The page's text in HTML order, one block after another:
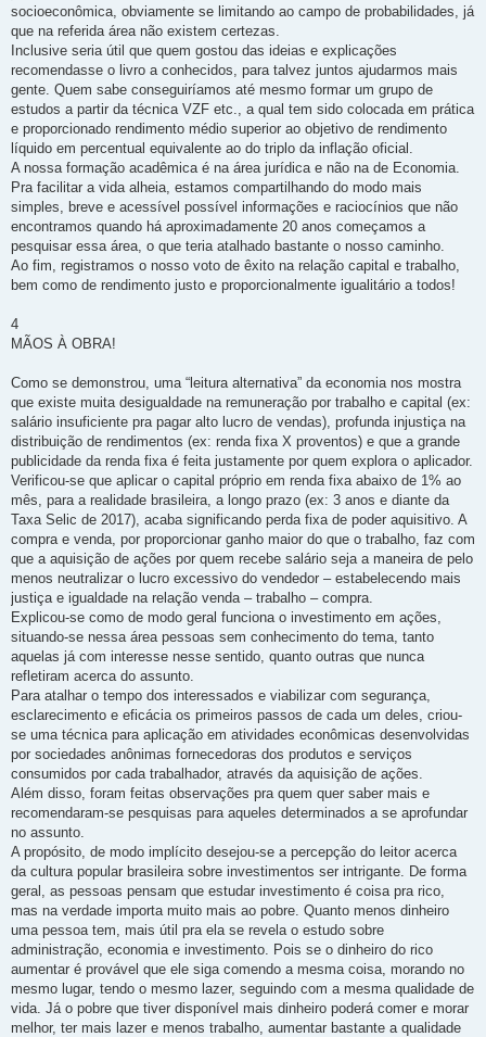
socioeconômica, obviamente se limitando ao campo de probabilidades, já
que na referida área não existem certezas.
Inclusive seria útil que quem gostou das ideias e explicações
recomendasse o livro a conhecidos, para talvez juntos ajudarmos mais
gente. Quem sabe conseguiríamos até mesmo formar um grupo de
estudos a partir da técnica VZF etc., a qual tem sido colocada em prática
e proporcionado rendimento médio superior ao objetivo de rendimento
líquido em percentual equivalente ao do triplo da inflação oficial.
A nossa formação acadêmica é na área jurídica e não na de Economia.
Pra facilitar a vida alheia, estamos compartilhando do modo mais
simples, breve e acessível possível informações e raciocínios que não
encontramos quando há aproximadamente 20 anos começamos a
pesquisar essa área, o que teria atalhado bastante o nosso caminho.
Ao fim, registramos o nosso voto de êxito na relação capital e trabalho,
bem como de rendimento justo e proporcionalmente igualitário a todos!
4
MÃOS À OBRA!
Como se demonstrou, uma “leitura alternativa” da economia nos mostra
que existe muita desigualdade na remuneração por trabalho e capital (ex:
salário insuficiente pra pagar alto lucro de vendas), profunda injustiça na
distribuição de rendimentos (ex: renda fixa X proventos) e que a grande
publicidade da renda fixa é feita justamente por quem explora o aplicador.
Verificou-se que aplicar o capital próprio em renda fixa abaixo de 1% ao
mês, para a realidade brasileira, a longo prazo (ex: 3 anos e diante da
Taxa Selic de 2017), acaba significando perda fixa de poder aquisitivo. A
compra e venda, por proporcionar ganho maior do que o trabalho, faz com
que a aquisição de ações por quem recebe salário seja a maneira de pelo
menos neutralizar o lucro excessivo do vendedor – estabelecendo mais
justiça e igualdade na relação venda – trabalho – compra.
Explicou-se como de modo geral funciona o investimento em ações,
situando-se nessa área pessoas sem conhecimento do tema, tanto
aquelas já com interesse nesse sentido, quanto outras que nunca
refletiram acerca do assunto.
Para atalhar o tempo dos interessados e viabilizar com segurança,
esclarecimento e eficácia os primeiros passos de cada um deles, criou-
se uma técnica para aplicação em atividades econômicas desenvolvidas
por sociedades anônimas fornecedoras dos produtos e serviços
consumidos por cada trabalhador, através da aquisição de ações.
Além disso, foram feitas observações pra quem quer saber mais e
recomendaram-se pesquisas para aqueles determinados a se aprofundar
no assunto.
A propósito, de modo implícito desejou-se a percepção do leitor acerca
da cultura popular brasileira sobre investimentos ser intrigante. De forma
geral, as pessoas pensam que estudar investimento é coisa pra rico,
mas na verdade importa muito mais ao pobre. Quanto menos dinheiro
uma pessoa tem, mais útil pra ela se revela o estudo sobre
administração, economia e investimento. Pois se o dinheiro do rico
aumentar é provável que ele siga comendo a mesma coisa, morando no
mesmo lugar, tendo o mesmo lazer, seguindo com a mesma qualidade de
vida. Já o pobre que tiver disponível mais dinheiro poderá comer e morar
melhor, ter mais lazer e menos trabalho, aumentar bastante a qualidade